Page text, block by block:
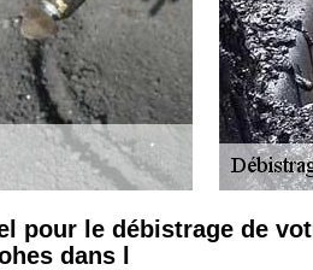
pour le débistrage de
dans l